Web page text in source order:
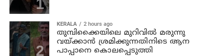
KERALA 2 hours ago
തുമ്പിക്കൈയിലെ മുറിവില്‍ മരുന്നു
വയ്ക്കാന്‍ ശ്രമിക്കുന്നതിനിടെ ആന
പാപ്പാനെ കൊലപ്പെടുത്തി